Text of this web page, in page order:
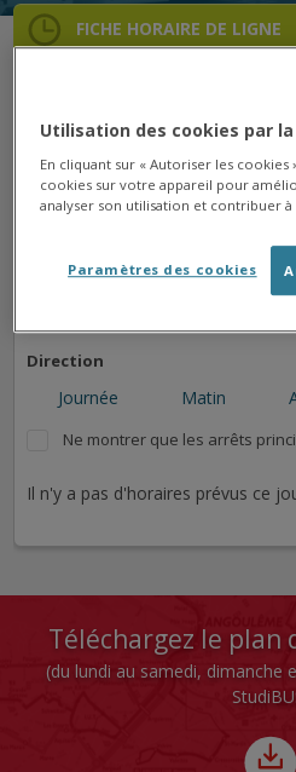
FICHE HORAIRE DE LIGNE
Lignes A/B/1/2/4/7/
17/03
➜
Direction
Journée Matin
Ne montrer que les arrêts
Il n'y a pas d'horaires prévus ce
Téléchargez le plan
(du lundi au samedi, dimanche
Utilisation des cookies par la
En cliquant sur « Autoriser les cookies
cookies sur votre appareil pour
analyser son utilisation et contribuer
Paramètres des cookies